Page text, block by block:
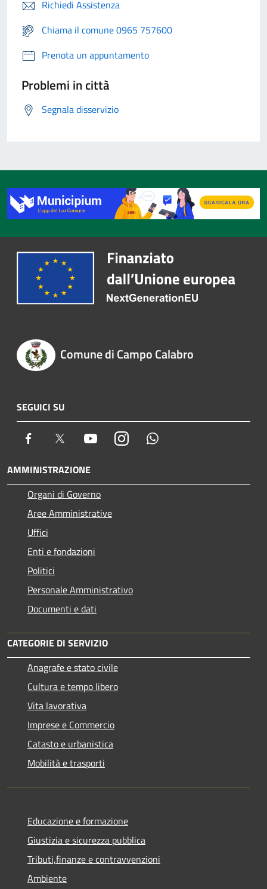
Richiedi Assistenza
Chiama il comune 0965 757600
Prenota un appuntamento
Problemi in città
Segnala disservizio
Comune di Campo Calabro
SEGUICI SU
Facebook Twitter YoutubeInstagram
AMMINISTRAZIONE
Organi di Governo
Aree Amministrative
Uffici
Enti e fondazioni
Politici
Personale Amministrativo
Documenti e dati
CATEGORIE DI SERVIZIO
Anagrafe e stato civile
Cultura e tempo libero
Vita lavorativa
Imprese e Commercio
Catasto e urbanistica
Mobilità e trasporti
Educazione e formazione
Giustizia e sicurezza pubblica
Tributi,finanze e contravvenzioni
Ambiente